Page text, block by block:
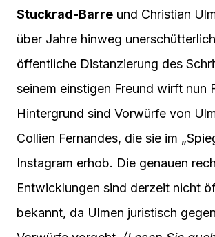
Stuckrad-Barre und Christian
über Jahre hinweg
öffentliche Distanzierung des
seinem einstigen Freund wirft nun
Hintergrund sind Vorwürfe von
Collien Fernandes, die sie im
Instagram erhob. Die genauen
Entwicklungen sind derzeit nicht
bekannt, da Ulmen juristisch